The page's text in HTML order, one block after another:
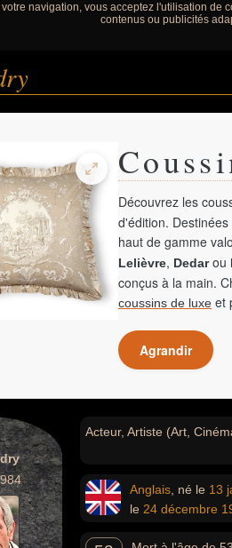
navigation, vous acceptez l'utilisation de
contenus ou publicités
Découvrez les
d'édition.
haut de gamme
Lelièvre, Dedarou
conçus à la main.
coussins de luxe et
Agrandir
Acteur, Artiste (Art,
Anglais , né le 13
le 24 décembre